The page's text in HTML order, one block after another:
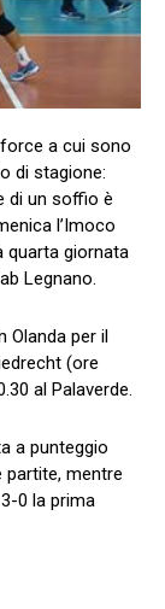
a cui sono
di stagione:
di un soffio è
l’Imoco
quarta giornata
Legnano.
Olanda per il
(ore
al Palaverde.
a punteggio
partite, mentre
0 la prima